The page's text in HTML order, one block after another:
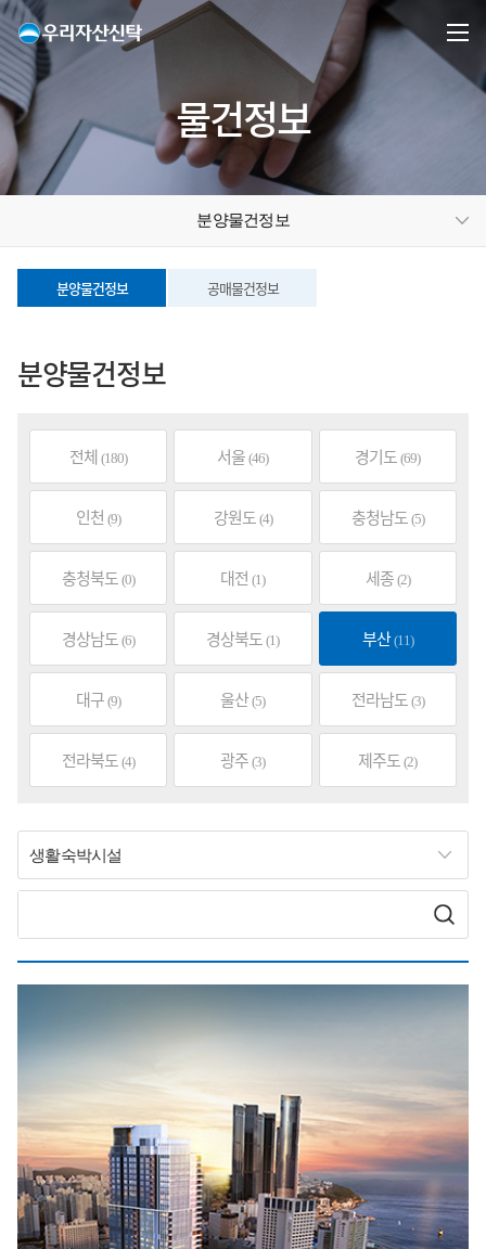
물건정보
분양물건정보
분양물건정보 공매물건정보
분양물건정보
전체 (180) 서울 (46) 경기도 (69)
인천 (9) 강원도 (4) 충청남도 (5)
충청북도 (0) 대전 (1) 세종 (2)
경상남도 (6) 경상북도 (1) 부산 (11)
대구 (9) 울산 (5) 전라남도 (3)
전라북도 (4) 광주 (3) 제주도 (2)
생활숙박시설